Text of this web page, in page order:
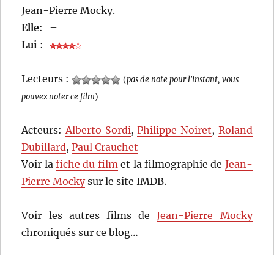
Jean-Pierre Mocky.
Elle:
–
Lui :
Lecteurs : (pas de note pour l'instant, vous
pouvez noter ce film)
Acteurs: Alberto Sordi,Philippe Noiret, Roland
Dubillard,Paul Crauchet
Voir lafiche du film et la filmographie de Jean-
Pierre Mockysur le site IMDB.
Voir les autres films deJean-Pierre Mocky
chroniqués sur ce blog…